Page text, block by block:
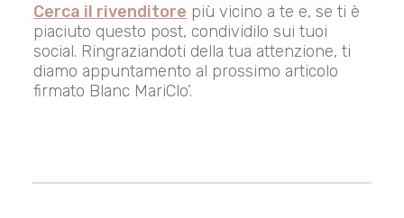
Cerca il rivenditore più vicino a te e, se ti è
piaciuto questo post, condividilo sui tuoi
social. Ringraziandoti della tua attenzione, ti
diamo appuntamento al prossimo articolo
firmato Blanc MariClo’.